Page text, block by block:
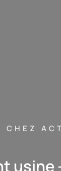
CHEZ
usine